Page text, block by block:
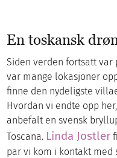
En toskansk
Siden verden fortsatt var
var mange lokasjoner
finne den nydeligste
Hvordan vi endte opp
anbefalt en svensk
Toscana. Linda Jostler
par vi kom i kontakt med